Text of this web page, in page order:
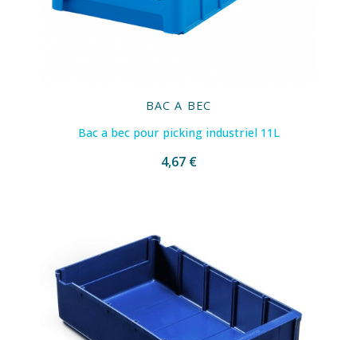
BAC A BEC
Bac a bec pour picking industriel 11L
4,67 €